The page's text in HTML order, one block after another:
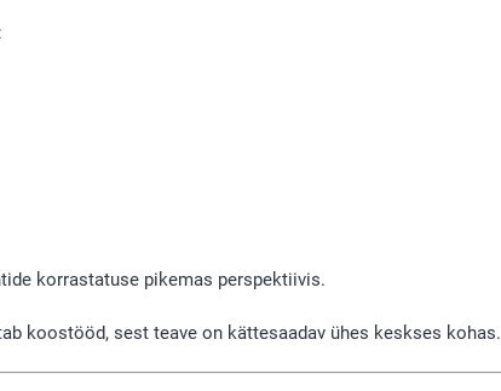
korrastatuse pikemas perspektiivis.
koostööd, sest teave on kättesaadav ühes keskses kohas.